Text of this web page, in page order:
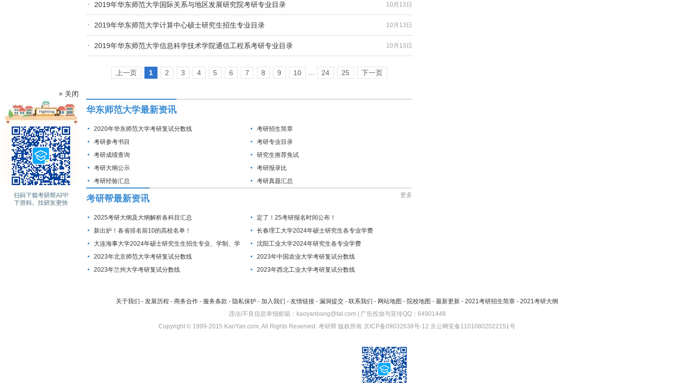
10月13日
2019年华东师范大学国际关系与地区发展研究院考研专业目录
10月13日
2019年华东师范大学计算中心硕士研究生招生专业目录
10月13日
2019年华东师范大学信息科学技术学院通信工程系考研专业目录
上一页 1 2 3 4 5 6 7 8 9 10 24 25 下一页
华东师范大学最新资讯
2020年华东师范大学考研复试分数线
考研招生简章
考研参考书目
考研专业目录
考研成绩查询
研究生推荐免试
考研大纲公示
考研报录比
考研经验汇总
考研真题汇总
考研帮最新资讯 更多
2025考研大纲及大纲解析各科目汇总
定了！25考研报名时间公布！
新出炉！各省排名前10的高校名单！
长春理工大学2024年硕士研究生各专业学费
大连海事大学2024年硕士研究生生招生专业、学制、学
费标准及拟招生人数
沈阳工业大学2024年研究生各专业学费
2023年北京师范大学考研复试分数线
2023年中国农业大学考研复试分数线
2023年兰州大学考研复试分数线
2023年西北工业大学考研复试分数线
关于我们 - 发展历程 - 商务合作 - 服务条款 - 隐私保护 - 加入我们 - 友情链接 - 漏洞提交 - 联系我们 - 网站地图 - 院校地图 - 最新更新 - 2021考研招生简章 - 2021考研大纲
违法/不良信息举报邮箱：kaoyanbang@tal.com | 广告投放与宣传QQ：64901448
Copyright © 1999-2015 KaoYan.com, All Rights Reserved. 考研帮 版权所有 京ICP备09032638号-12 京公网安备11010802022151号
× 关闭